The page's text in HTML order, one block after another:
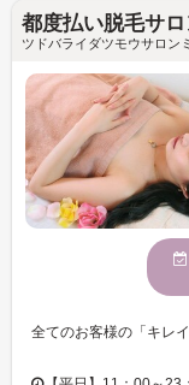
都度払い脱毛サ
ツドバライダツモウサロン